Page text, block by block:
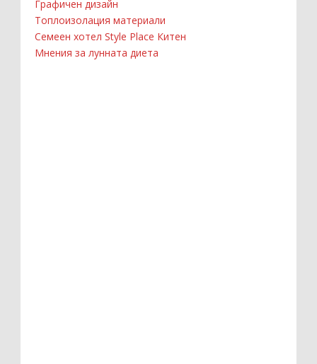
Графичен дизайн
Топлоизолация материали
Семеен хотел Style Place Китен
Мнения за лунната диета